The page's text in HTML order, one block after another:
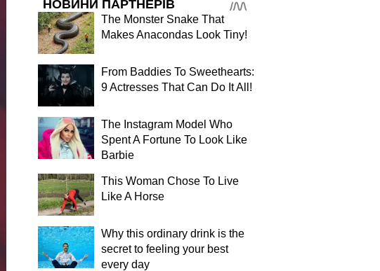
НОВИНИ ПАРТНЕРІВ
The Monster Snake That
Makes Anacondas Look Tiny!
From Baddies To Sweethearts:
9 Actresses That Can Do It All!
The Instagram Model Who
Spent A Fortune To Look Like
Barbie
This Woman Chose To Live
Like A Horse
Why this ordinary drink is the
secret to feeling your best
every day